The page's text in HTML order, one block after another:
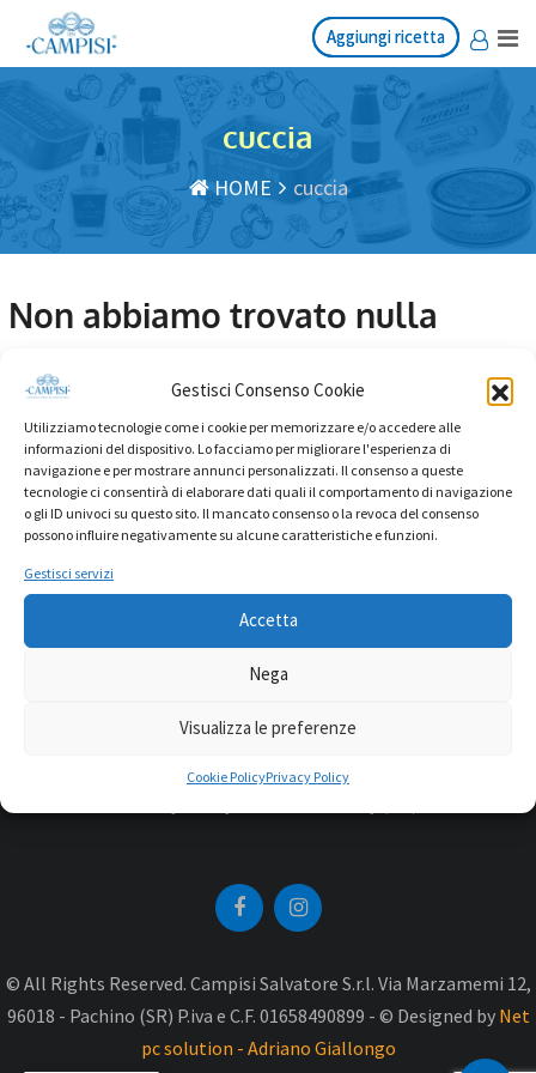
Gestisci Consenso Cookie
Utilizziamo tecnologie come i cookie per memorizzare e/o accedere alle
informazioni del dispositivo. Lo facciamo per migliorare l'esperienza di
navigazione e per mostrare annunci personalizzati. Il consenso a queste
tecnologie ci consentirà di elaborare dati quali il comportamento di navigazione
o gli ID univoci su questo sito. Il mancato consenso o la revoca del consenso
possono influire negativamente su alcune caratteristiche e funzioni.
Gestisci servizi
Accetta
Nega
Visualizza le preferenze
Cookie PolicyPrivacy Policy
contenuto
Aggiungi ricetta
Aggiungi ricetta
cuccia
HOME cuccia
Non abbiamo trovato nulla
Sembra che non riusciamo a trovare quello che stai
cercando. Forse la ricerca può aiutare.
© All Rights Reserved. Campisi Salvatore S.r.l. Via Marzamemi 12,
96018 - Pachino (SR) P.iva e C.F. 01658490899 - © Designed by Net
pc solution - Adriano Giallongo